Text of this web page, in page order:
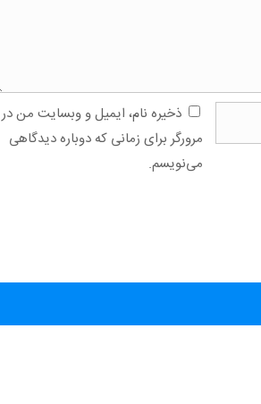
ذخیره نام، ایمیل و وبسایت من در
مرورگر برای زمانی که دوباره دیدگاهی
می‌نویسم.